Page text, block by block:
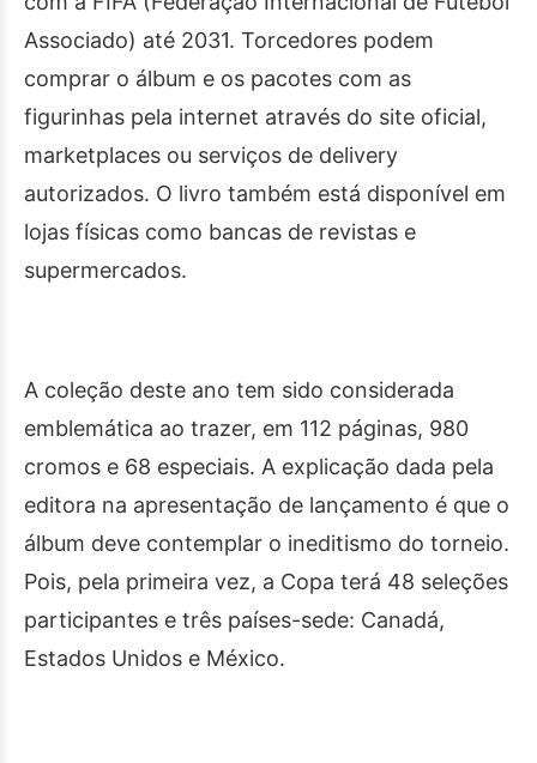
Associado) até 2031. Torcedores podem
comprar o álbum e os pacotes com as
figurinhas pela internet através do site oficial,
marketplaces ou serviços de delivery
autorizados. O livro também está disponível em
lojas físicas como bancas de revistas e
supermercados.
A coleção deste ano tem sido considerada
emblemática ao trazer, em 112 páginas, 980
cromos e 68 especiais. A explicação dada pela
editora na apresentação de lançamento é que o
álbum deve contemplar o ineditismo do torneio.
Pois, pela primeira vez, a Copa terá 48 seleções
participantes e três países-sede: Canadá,
Estados Unidos e México.